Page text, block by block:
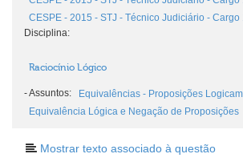
CESPE - 2015 - STJ - Técnico Judiciário -
Disciplina:
Raciocínio Lógico
-Assuntos:
Equivalências - Proposições
Equivalência Lógica e Negação de Proposições
Mostrar texto associado à questão